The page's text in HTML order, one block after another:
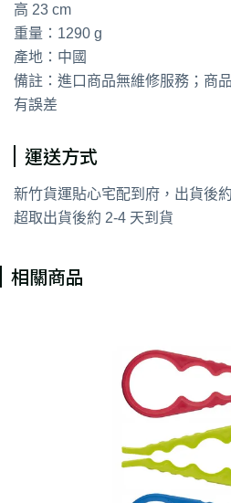
高 23 cm
重量：1290 g
產地：中國
備註：進口商品無維修服務；商
有誤差
運送方式
新竹貨運貼心宅配到府，出貨後
超取出貨後約 2-4 天到貨
相關商品